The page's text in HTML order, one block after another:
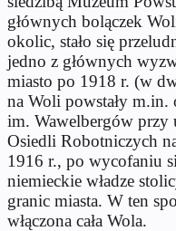
głównych bolączek
okolic, stało się
jedno z głównych
miasto po 1918 r. (w
na Woli powstały m.in.
im. Wawelbergów
Osiedli Robotniczych
1916 r., po wycofaniu
niemieckie władze
granic miasta. W ten
włączona cała Wola.